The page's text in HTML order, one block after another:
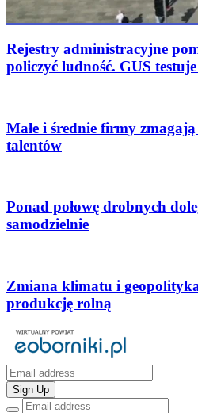
Rejestry administracyjne
policzyć ludność. GUS
Małe i średnie firmy
talentów
Ponad połowę drobnych
samodzielnie
Zmiana klimatu i
produkcję rolną
Sign Up